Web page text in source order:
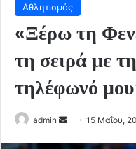
Αθλητισμός
«Ξέρω τη
τη σειρά με
τηλέφωνό
admin
Send15 Μαΐου,